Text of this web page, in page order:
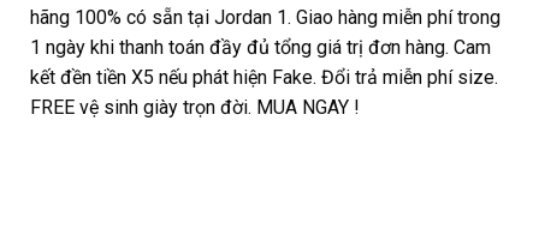
hãng 100% có sẵn tại Jordan 1. Giao hàng miễn phí trong
1 ngày khi thanh toán đầy đủ tổng giá trị đơn hàng. Cam
kết đền tiền X5 nếu phát hiện Fake. Đổi trả miễn phí size.
FREE vệ sinh giày trọn đời. MUA NGAY !